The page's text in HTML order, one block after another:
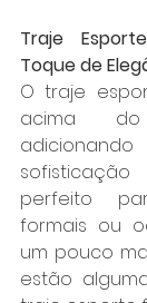
Traje
Toque de
O traje
acima
perfeito
formais ou
um pouco
estão